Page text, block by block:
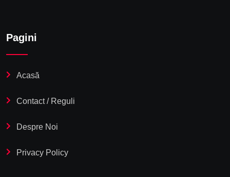
Pagini
Acasă
Contact / Reguli
Despre Noi
Privacy Policy